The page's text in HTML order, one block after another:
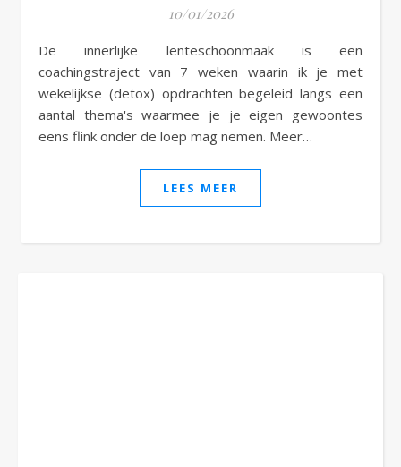
10/01/2026
De innerlijke lenteschoonmaak is een
coachingstraject van 7 weken waarin ik je met
wekelijkse (detox) opdrachten begeleid langs een
aantal thema's waarmee je je eigen gewoontes
eens flink onder de loep mag nemen. Meer…
LEES MEER